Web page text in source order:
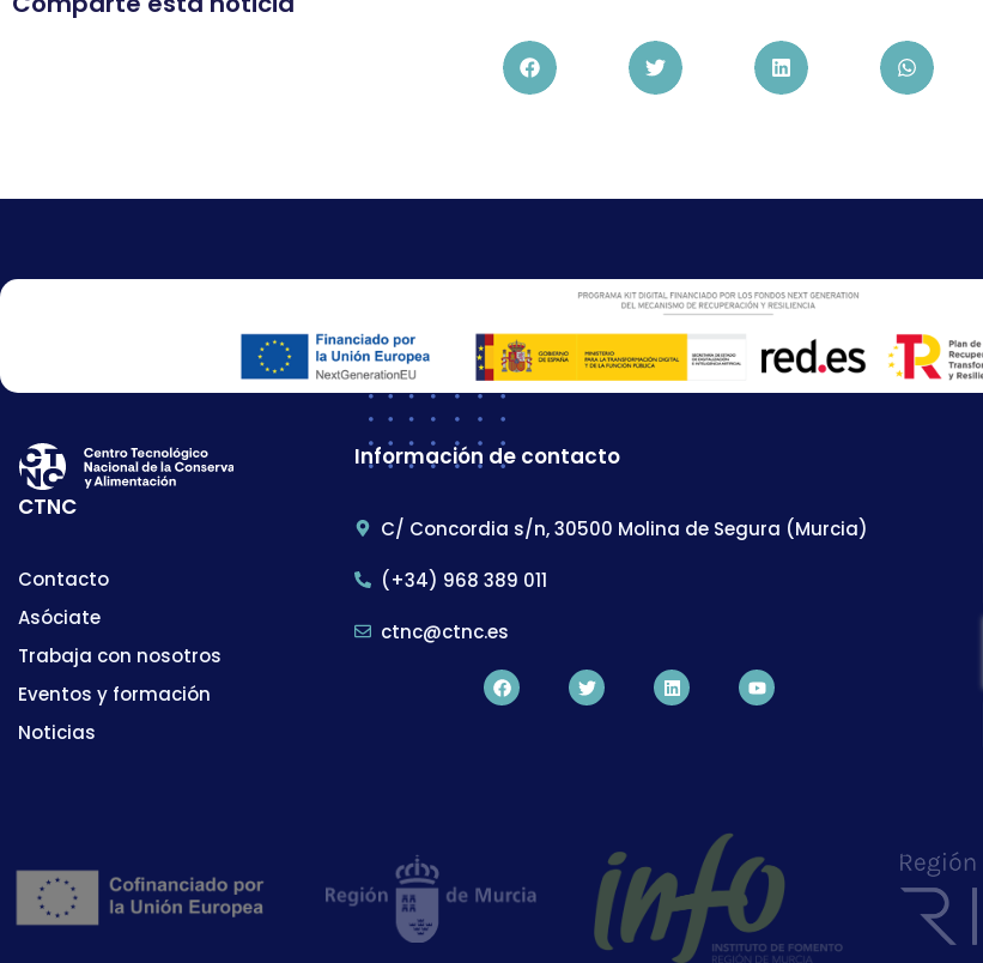
CTNC
Contacto
Asóciate
Trabaja con nosotros
Eventos y formación
Noticias
Información de contacto
C/ Concordia s/n, 30500 Molina de Segura (Murcia)
(+34) 968 389 011
ctnc@ctnc.es